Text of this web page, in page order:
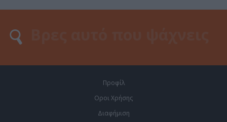
Προφίλ
Οροι Χρήσης
Διαφήμιση